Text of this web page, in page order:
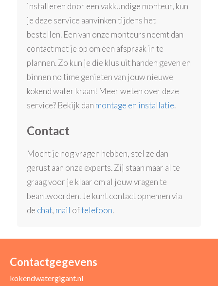
installeren door een vakkundige monteur, kun
je deze service aanvinken tijdens het
bestellen. Een van onze monteurs neemt dan
contact met je op om een afspraak in te
plannen. Zo kun je die klus uit handen geven en
binnen no time genieten van jouw nieuwe
kokend water kraan! Meer weten over deze
service? Bekijk dan montage en installatie.
Contact
Mocht je nog vragen hebben, stel ze dan
gerust aan onze experts. Zij staan maar al te
graag voor je klaar om al jouw vragen te
beantwoorden. Je kunt contact opnemen via
de chat, mail oftelefoon.
Contactgegevens
kokendwatergigant.nl